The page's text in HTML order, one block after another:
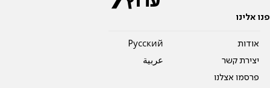
פנו אלינו
אודות
יצירת קשר
פרסמו אצלנו
Pусский
عربية